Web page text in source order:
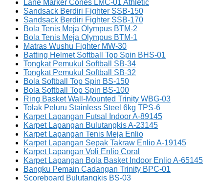
Lane Marker Cones LMC-01 Athletic
Sandsack Berdiri Fighter SSB-150
Sandsack Berdiri Fighter SSB-170
Bola Tenis Meja Olympus BTM-2
Bola Tenis Meja Olympus BTM-1
Matras Wushu Fighter MW-30
Batting Helmet Softball Top Spin BHS-01
Tongkat Pemukul Softball SB-34
Tongkat Pemukul Softball SB-32
Bola Softball Top Spin BS-150
Bola Softball Top Spin BS-100
Ring Basket Wall-Mounted Trinity WBG-03
Tolak Peluru Stainless Steel 6kg TPS-6
Karpet Lapangan Futsal Indoor A-89145
Karpet Lapangan Bulutangkis A-23145
Karpet Lapangan Tenis Meja Enlio
Karpet Lapangan Sepak Takraw Enlio A-19145
Karpet Lapangan Voli Enlio Coral
Karpet Lapangan Bola Basket Indoor Enlio A-65145
Bangku Pemain Cadangan Trinity BPC-01
Scoreboard Bulutangkis BS-03